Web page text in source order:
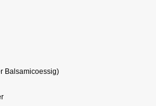
Balsamicoessig)